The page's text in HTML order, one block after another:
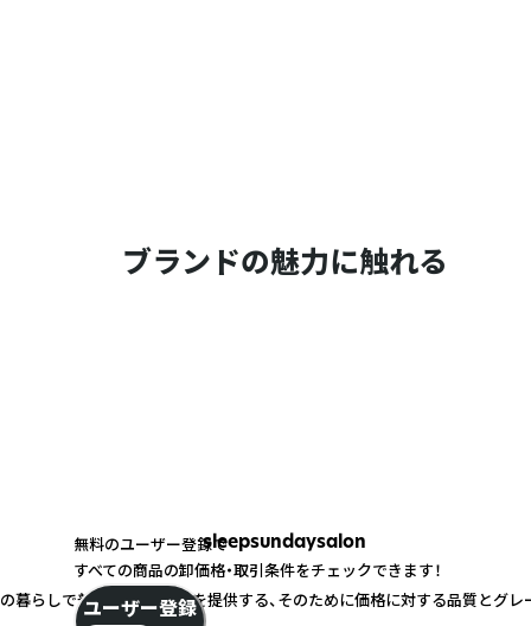
ブランドの魅力に触れる
sleepsundaysalon
暮らしで普通に飲める1杯を提供する、そのために価格に対する品質とグレ
無料のユーザー登録で
すべての商品の卸価格・取引条件をチェックできます！
ユーザー登録